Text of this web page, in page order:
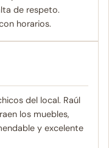
de respeto.
horarios.
del local. Raúl
los muebles,
y excelente